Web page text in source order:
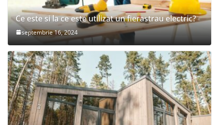
Ce este si la ce este utilizat un fierastrau electric?
septembrie 16, 2024